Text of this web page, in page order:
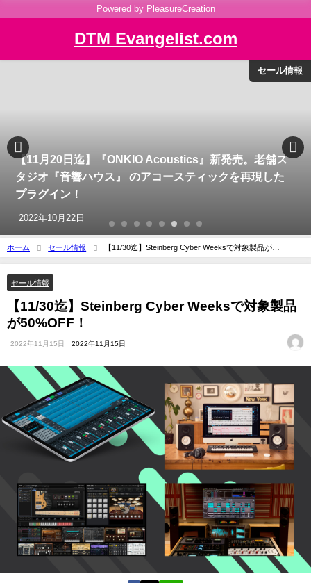
Powered by PleasureCreation
DTM Evangelist.com
セール情報
【11月20日迄】『ONKIO Acoustics』新発売。老舗ス
タジオ『音響ハウス』 のアコースティックを再現した
プラグイン！
2022年10月22日
ホーム セール情報
【11/30迄】Steinberg Cyber Weeksで対象製品が
50%OFF！
セール情報
【11/30迄】Steinberg Cyber Weeksで対象製品
が50%OFF！
2022年11月15日 2022年11月15日